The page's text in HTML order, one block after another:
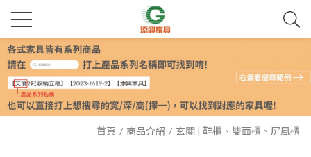
首頁 商品介紹 玄關 | 鞋櫃、雙面櫃、屏風櫃